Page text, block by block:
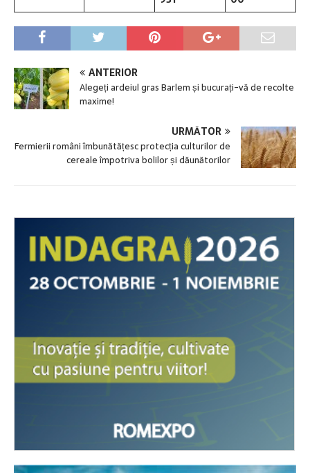
ANTERIOR
Alegeți ardeiul gras Barlem și bucurați-vă de recolte
maxime!
URMĂTOR
Fermierii români îmbunătățesc protecția culturilor de
cereale împotriva bolilor și dăunătorilor